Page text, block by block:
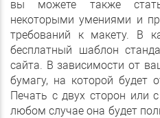
вы можете также
некоторыми умениями и
требований к макету. В
бесплатный шаблон
сайта. В зависимости от
бумагу, на которой будет
Печать с двух сторон или
любом случае она будет